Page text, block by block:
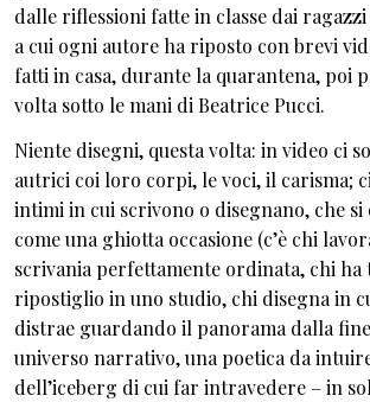
dalle riflessioni fatte in classe dai
a cui ogni autore ha riposto con brevi
fatti in casa, durante la quarantena, poi
volta sotto le mani di Beatrice Pucci.
Niente disegni, questa volta: in video ci
autrici coi loro corpi, le voci, il carisma;
intimi in cui scrivono o disegnano, che
come una ghiotta occasione (c’è chi
scrivania perfettamente ordinata, chi
ripostiglio in uno studio, chi disegna in
distrae guardando il panorama dalla
universo narrativo, una poetica da
dell’iceberg di cui far intravedere – in